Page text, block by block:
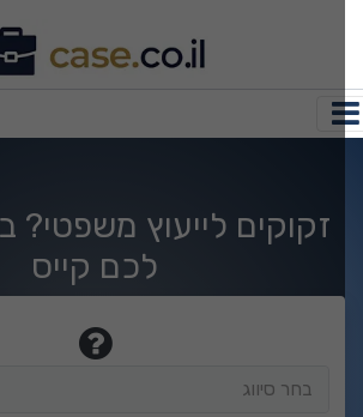
חיפוש
זקוקים לייעוץ משפטי?
לכם קייס
בחר סיווג